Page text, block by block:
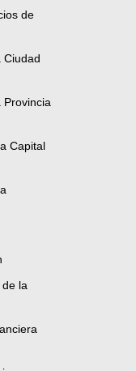
de
Ciudad
Provincia
Capital
de la